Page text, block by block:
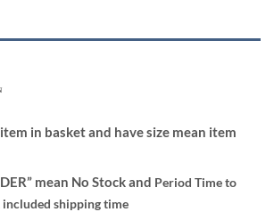
in basket and have size mean item
mean No Stock and Period Time to
shipping time